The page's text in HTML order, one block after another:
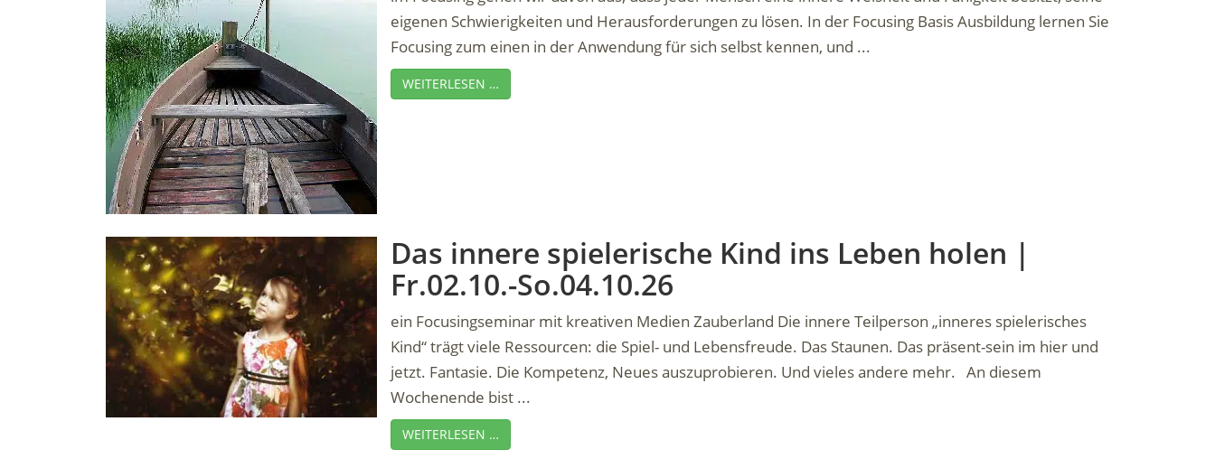
eigenen Schwierigkeiten und Herausforderungen zu lösen. In der Focusing Basis Ausbildung lernen Sie
Focusing zum einen in der Anwendung für sich selbst kennen, und ...
WEITERLESEN …
Das innere spielerische Kind ins Leben holen |
Fr.02.10.-So.04.10.26
ein Focusingseminar mit kreativen Medien Zauberland Die innere Teilperson „inneres spielerisches
Kind“ trägt viele Ressourcen: die Spiel- und Lebensfreude. Das Staunen. Das präsent-sein im hier und
jetzt. Fantasie. Die Kompetenz, Neues auszuprobieren. Und vieles andere mehr. An diesem
Wochenende bist ...
WEITERLESEN …